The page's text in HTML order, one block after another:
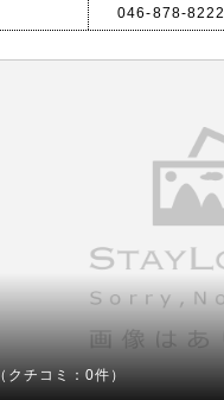
046-878-8222
（クチコミ：0件）